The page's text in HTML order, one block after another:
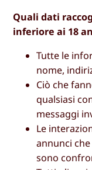
Quali dati
inferiore ai 18
Tutte le
nome,
Ciò che
qualsiasi
messaggi
Le
annunci
sono